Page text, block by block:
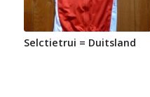
Selctietrui = Duitsland